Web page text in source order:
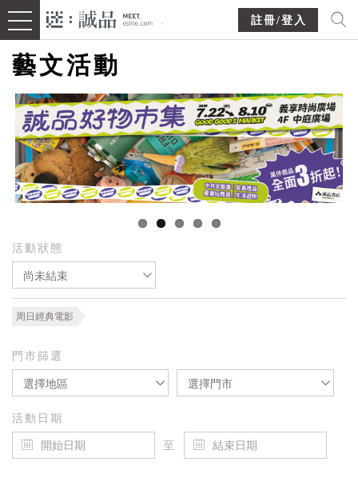
註冊/登入
藝文活動
活動狀態
尚未結束
周日經典電影
門市篩選
選擇地區 選擇門市
活動日期
至